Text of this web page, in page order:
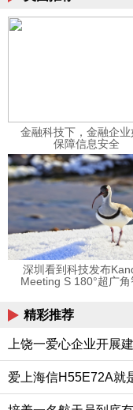
金融科技下，金融企业
保障信息安全
深圳看到科技发布
Meeting S 180°超广角
精彩推荐
上饶一爱心企业开展
爱上海信H55E72A就